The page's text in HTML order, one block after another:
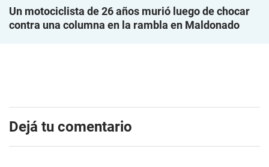
Un motociclista de 26 años murió luego de chocar
contra una columna en la rambla en Maldonado
Dejá tu comentario